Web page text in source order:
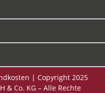
| Copyright 2025
& Co. KG – Alle Rechte